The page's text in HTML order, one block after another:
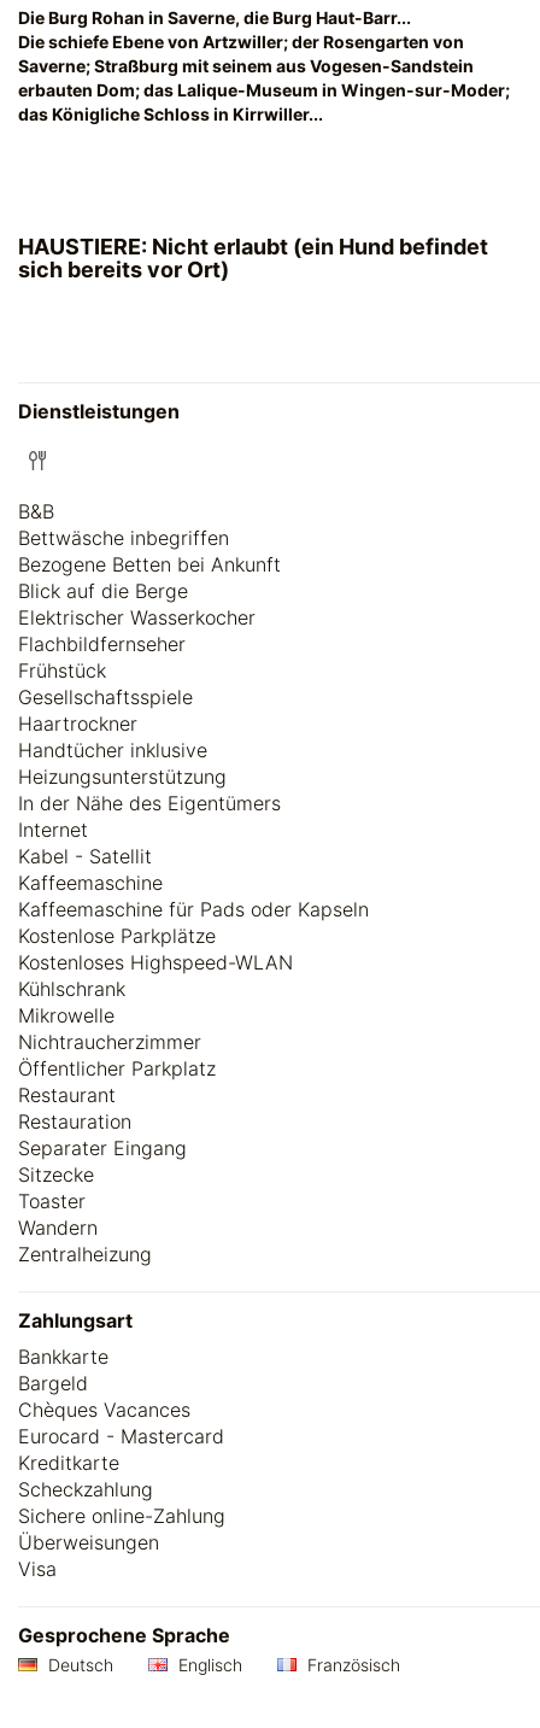
Die Burg Rohan in Saverne, die Burg Haut-Barr...
Die schiefe Ebene von Artzwiller; der Rosengarten von
Saverne; Straßburg mit seinem aus Vogesen-Sandstein
erbauten Dom; das Lalique-Museum in Wingen-sur-Moder;
das Königliche Schloss in Kirrwiller...
HAUSTIERE: Nicht erlaubt (ein Hund befindet
sich bereits vor Ort)
Dienstleistungen
B&B
Bettwäsche inbegriffen
Bezogene Betten bei Ankunft
Blick auf die Berge
Elektrischer Wasserkocher
Flachbildfernseher
Frühstück
Gesellschaftsspiele
Haartrockner
Handtücher inklusive
Heizungsunterstützung
In der Nähe des Eigentümers
Internet
Kabel - Satellit
Kaffeemaschine
Kaffeemaschine für Pads oder Kapseln
Kostenlose Parkplätze
Kostenloses Highspeed-WLAN
Kühlschrank
Mikrowelle
Nichtraucherzimmer
Öffentlicher Parkplatz
Restaurant
Restauration
Separater Eingang
Sitzecke
Toaster
Wandern
Zentralheizung
Zahlungsart
Bankkarte
Bargeld
Chèques Vacances
Eurocard - Mastercard
Kreditkarte
Scheckzahlung
Sichere online-Zahlung
Überweisungen
Visa
Gesprochene Sprache
Deutsch Englisch Französisch